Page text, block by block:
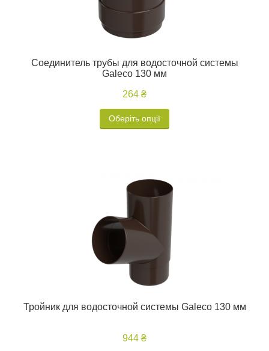
Соединитель трубы для водосточной системы
Galeco 130 мм
264 ₴
Оберіть опції
Тройник для водосточной системы Galeco 130 мм
944 ₴